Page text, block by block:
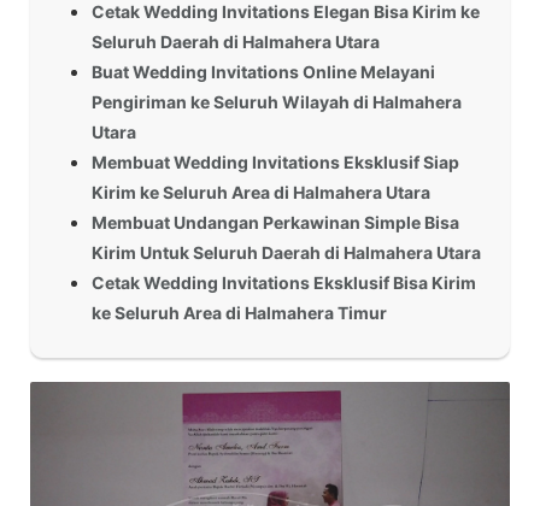
Cetak Wedding Invitations Elegan Bisa Kirim ke
Seluruh Daerah di Halmahera Utara
Buat Wedding Invitations Online Melayani
Pengiriman ke Seluruh Wilayah di Halmahera
Utara
Membuat Wedding Invitations Eksklusif Siap
Kirim ke Seluruh Area di Halmahera Utara
Membuat Undangan Perkawinan Simple Bisa
Kirim Untuk Seluruh Daerah di Halmahera Utara
Cetak Wedding Invitations Eksklusif Bisa Kirim
ke Seluruh Area di Halmahera Timur